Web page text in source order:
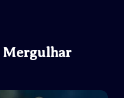
Mergulhar